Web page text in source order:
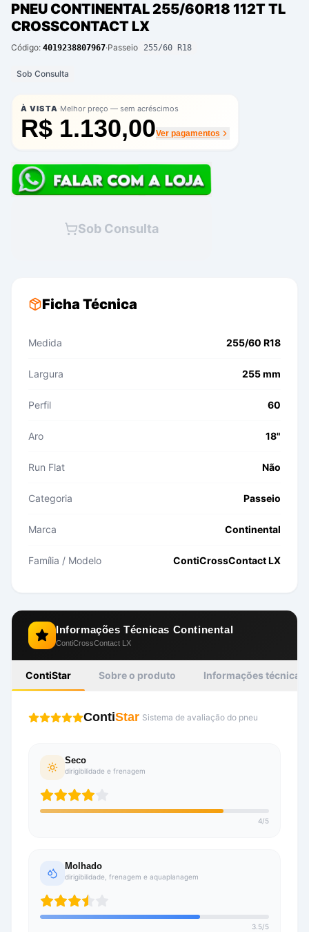
PNEU CONTINENTAL 255/60R18 112T TL
CROSSCONTACT LX
Código: 4019238807967·Passeio 255/60 R18
Sob Consulta
À VISTA·Melhor preço — sem acréscimos
R$ 1.130,00Ver pagamentos
Sob Consulta
Ficha Técnica
Medida 255/60 R18
Largura 255 mm
Perfil 60
Aro 18"
Run Flat Não
Categoria Passeio
Marca Continental
Família / Modelo ContiCrossContact LX
Informações Técnicas Continental
ContiCrossContact LX
ContiStar Sobre o produto Informações técnicas
ContiStar Sistema de avaliação do pneu
Seco
dirigibilidade e frenagem
4/5
Molhado
dirigibilidade, frenagem e aquaplanagem
3.5/5